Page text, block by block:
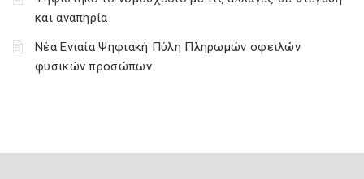
και αναπηρία
Νέα Ενιαία Ψηφιακή Πύλη Πληρωμών οφειλών
φυσικών προσώπων